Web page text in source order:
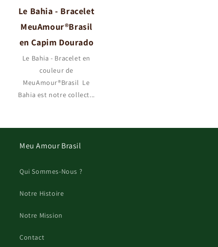
Le Bahia - Bracelet
MeuAmour®Brasil
en Capim Dourado
Le Bahia - Bracelet en
couleur de
MeuAmour®Brasil Le
Bahia est notre collect...
Meu Amour Brasil
Qui Sommes-Nous ?
Notre Histoire
Notre Mission
Contact